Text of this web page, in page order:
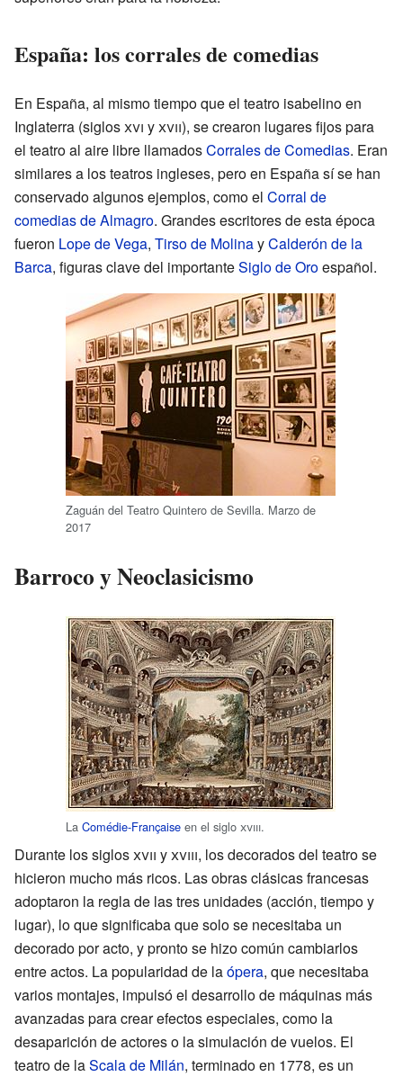
España: los corrales de comedias
En España, al mismo tiempo que el teatro isabelino en
Inglaterra (siglosxvi yxvii), se crearon lugares fijos para
el teatro al aire libre llamadosCorrales de Comedias. Eran
similares a los teatros ingleses, pero en España sí se han
conservado algunos ejemplos, como el Corral de
comedias de Almagro. Grandes escritores de esta época
fueron Lope de Vega, Tirso de MolinayCalderón de la
Barca, figuras clave del importanteSiglo de Oroespañol.
Zaguán del Teatro Quintero de Sevilla. Marzo de
2017
Barroco y Neoclasicismo
La Comédie-Française en el siglo xviii.
Durante los siglosxvii yxviii, los decorados del teatro se
hicieron mucho más ricos. Las obras clásicas francesas
adoptaron la regla de las tres unidades (acción, tiempo y
lugar), lo que significaba que solo se necesitaba un
decorado por acto, y pronto se hizo común cambiarlos
entre actos. La popularidad de laópera, que necesitaba
varios montajes, impulsó el desarrollo de máquinas más
avanzadas para crear efectos especiales, como la
desaparición de actores o la simulación de vuelos. El
teatro de laScala de Milán, terminado en 1778, es un